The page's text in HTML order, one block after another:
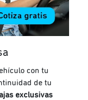
con tu
de tu
exclusivas